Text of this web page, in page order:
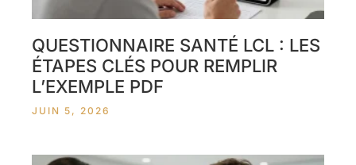
QUESTIONNAIRE SANTÉ LCL : LES
ÉTAPES CLÉS POUR REMPLIR
L’EXEMPLE PDF
JUIN 5, 2026